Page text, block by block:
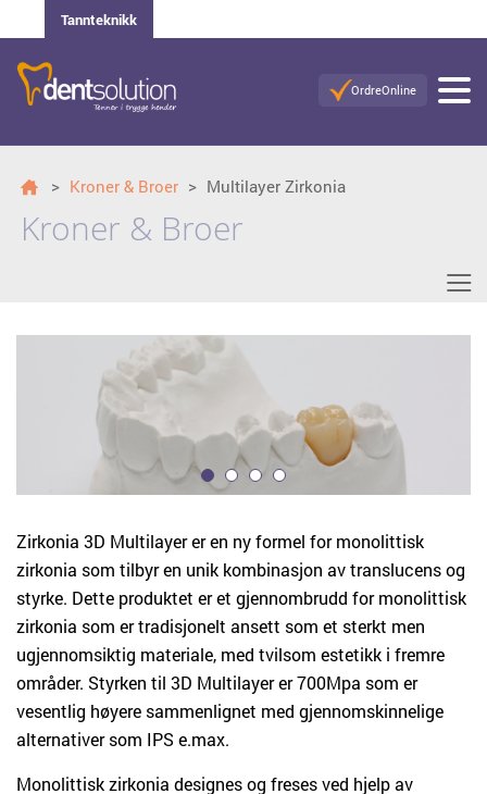
Tannteknikk
OrdreOnline
> Kroner & Broer > Multilayer Zirkonia
Kroner & Broer
≡
Zirkonia 3D Multilayer er en ny formel for monolittisk
zirkonia som tilbyr en unik kombinasjon av translucens og
styrke. Dette produktet er et gjennombrudd for monolittisk
zirkonia som er tradisjonelt ansett som et sterkt men
ugjennomsiktig materiale, med tvilsom estetikk i fremre
områder. Styrken til 3D Multilayer er 700Mpa som er
vesentlig høyere sammenlignet med gjennomskinnelige
alternativer som IPS e.max.
Monolittisk zirkonia designes og freses ved hjelp av